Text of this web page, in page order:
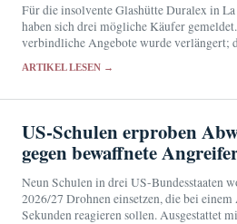
Für die insolvente Glashütte Duralex in
haben sich drei mögliche Käufer
verbindliche Angebote wurde verlängert;
ARTIKEL LESEN →
US-Schulen erproben
gegen bewaffnete
Neun Schulen in drei US-Bundesstaaten
2026/27 Drohnen einsetzen, die bei
Sekunden reagieren sollen. Ausgestattet